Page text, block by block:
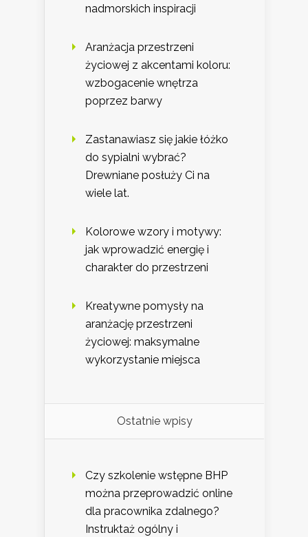
nadmorskich inspiracji
Aranżacja przestrzeni
życiowej z akcentami koloru:
wzbogacenie wnętrza
poprzez barwy
Zastanawiasz się jakie łóżko
do sypialni wybrać?
Drewniane posłuży Ci na
wiele lat.
Kolorowe wzory i motywy:
jak wprowadzić energię i
charakter do przestrzeni
Kreatywne pomysły na
aranżację przestrzeni
życiowej: maksymalne
wykorzystanie miejsca
Ostatnie wpisy
Czy szkolenie wstępne BHP
można przeprowadzić online
dla pracownika zdalnego?
Instruktaż ogólny i